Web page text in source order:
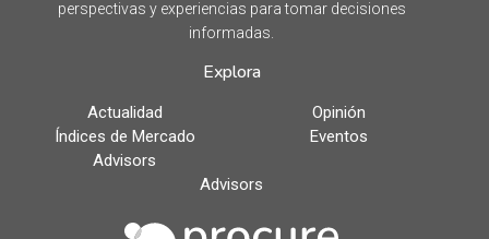
perspectivas y experiencias para tomar decisiones
informadas.
Explora
Actualidad
Opinión
Índices de Mercado
Eventos
Advisors
Advisors